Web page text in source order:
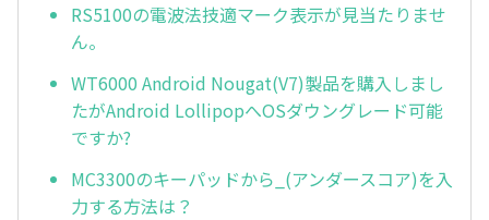
RS5100の電波法技適マーク表示が見当たりませ
ん。
WT6000 Android Nougat(V7)製品を購入しまし
たがAndroid LollipopへOSダウングレード可能
ですか?
MC3300のキーパッドから_(アンダースコア)を入
力する方法は？